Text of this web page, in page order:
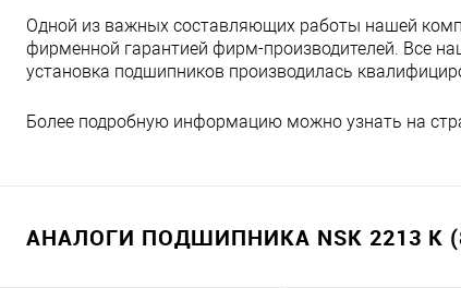
Одной из важных составляющих работы нашей
фирменной гарантией фирм-производителей. Все
установка подшипников производилась
Более подробную информацию можно узнать на
АНАЛОГИ ПОДШИПНИКА NSK 2213 K